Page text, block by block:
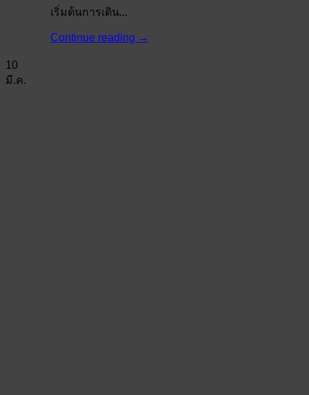
เริ่มต้นการเดิน...
Continue reading →
10
มี.ค.